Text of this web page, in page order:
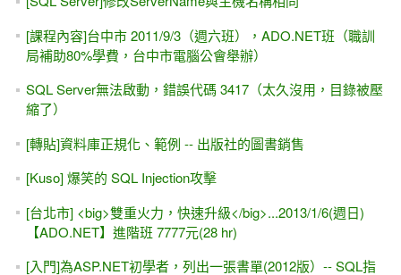
[轉貼] 簡單易懂、範例實用的 ASP.NET Web Form教學網站
ASP.NET Button控制項的 PostBackUrl屬性，還會執行 Click
事件嗎？
Xamarin入門的第一個範例
ASP.NET Core & ADO.NET 入門 #2 -- 讀取appsettings.json
[勘誤表]深入探索 .NET資料存取：ADO.NET +